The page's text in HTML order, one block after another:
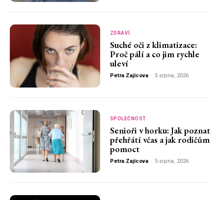
ZDRAVÍ
Suché oči z klimatizace:
Proč pálí a co jim rychle
uleví
Petra Zajícova - 5 srpna, 2026
SPOLEČNOST
Senioři v horku: Jak poznat
přehřátí včas a jak rodičům
pomoct
Petra Zajícova - 5 srpna, 2026